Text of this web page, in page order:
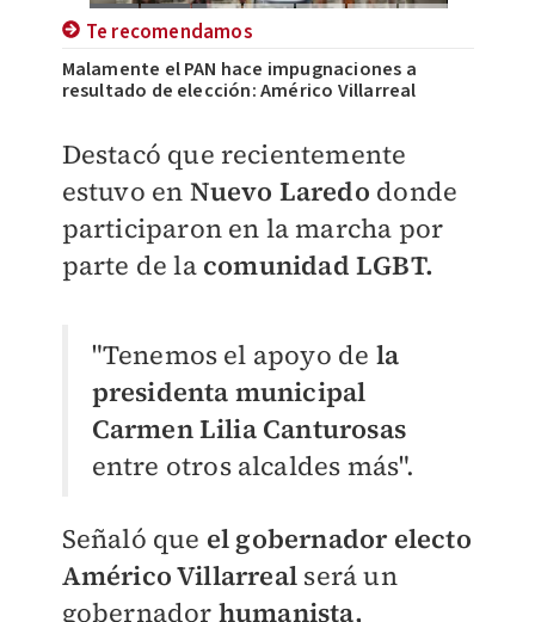
Te recomendamos
Malamente el PAN hace impugnaciones a
resultado de elección: Américo Villarreal
Destacó que recientemente
estuvo en Nuevo Laredo donde
participaron en la marcha por
parte de la comunidad LGBT.
"Tenemos el apoyo de la
presidenta municipal
Carmen Lilia Canturosas
entre otros alcaldes más".
Señaló que el gobernador electo
Américo Villarreal será un
gobernador humanista,